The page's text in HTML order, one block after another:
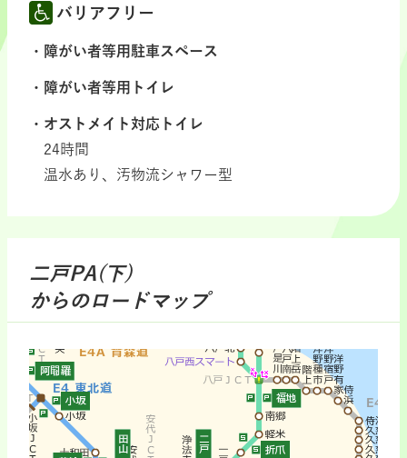
バリアフリー
障がい者等用駐車スペース
障がい者等用トイレ
オストメイト対応トイレ
24時間
温水あり、汚物流シャワー型
二戸PA(下)
からのロードマップ